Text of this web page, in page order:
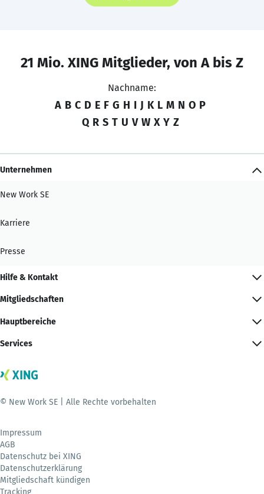
21 Mio. XING Mitglieder, von A bis Z
Nachname:
A B C D E F G H I J K L M N O P
Q R S T U V W X Y Z
Unternehmen
New Work SE
Karriere
Presse
Hilfe & Kontakt
Mitgliedschaften
Hauptbereiche
Services
© New Work SE | Alle Rechte vorbehalten
Impressum
AGB
Datenschutz bei XING
Datenschutzerklärung
Mitgliedschaft kündigen
Tracking